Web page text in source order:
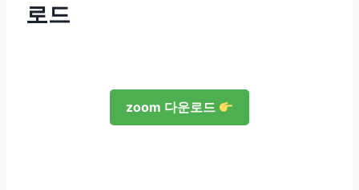
로드
zoom 다운로드